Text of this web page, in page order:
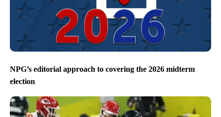
NPG’s editorial approach to covering the 2026 midterm
election